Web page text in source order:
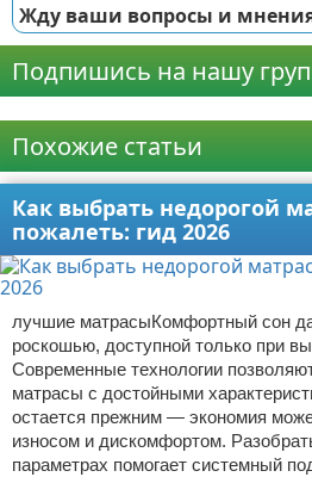
Жду ваши вопросы и
Подпишись на нашу
Похожие статьи
Как выбрать недорогой
пожалеть: гид 2026
лучшие матрасыКомфортный сон
роскошью, доступной только при
Современные технологии
матрасы с достойными
остается прежним — экономия
износом и дискомфортом.
параметрах помогает системный